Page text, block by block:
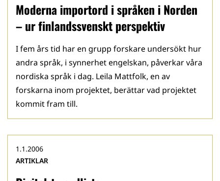
Moderna importord i språken i Norden
– ur finlandssvenskt perspektiv
I fem års tid har en grupp forskare undersökt hur
andra språk, i synnerhet engelskan, påverkar våra
nordiska språk i dag. Leila Mattfolk, en av
forskarna inom projektet, berättar vad projektet
kommit fram till.
1.1.2006
ARTIKLAR